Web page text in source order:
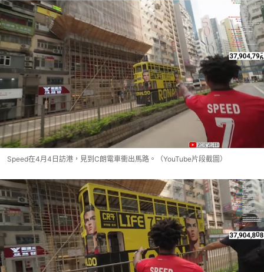
Speed在4月4日訪港，見到C朗電車衝出馬路。（YouTube片段截圖）